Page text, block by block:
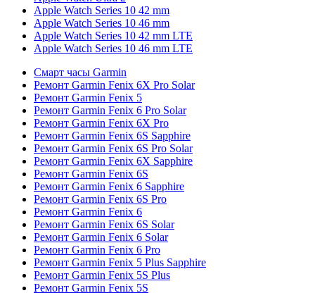
Apple Watch Series 10 42 mm
Apple Watch Series 10 46 mm
Apple Watch Series 10 42 mm LTE
Apple Watch Series 10 46 mm LTE
Смарт часы Garmin
Ремонт Garmin Fenix 6X Pro Solar
Ремонт Garmin Fenix 5
Ремонт Garmin Fenix 6 Pro Solar
Ремонт Garmin Fenix 6X Pro
Ремонт Garmin Fenix 6S Sapphire
Ремонт Garmin Fenix 6S Pro Solar
Ремонт Garmin Fenix 6X Sapphire
Ремонт Garmin Fenix 6S
Ремонт Garmin Fenix 6 Sapphire
Ремонт Garmin Fenix 6S Pro
Ремонт Garmin Fenix 6
Ремонт Garmin Fenix 6S Solar
Ремонт Garmin Fenix 6 Solar
Ремонт Garmin Fenix 6 Pro
Ремонт Garmin Fenix 5 Plus Sapphire
Ремонт Garmin Fenix 5S Plus
Ремонт Garmin Fenix 5S